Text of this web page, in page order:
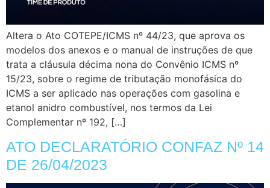
Altera o Ato COTEPE/ICMS nº 44/23, que aprova os
modelos dos anexos e o manual de instruções de que
trata a cláusula décima nona do Convênio ICMS nº
15/23, sobre o regime de tributação monofásica do
ICMS a ser aplicado nas operações com gasolina e
etanol anidro combustível, nos termos da Lei
Complementar nº 192, […]
ATO DECLARATÓRIO CONFAZ Nº 14
DE 26/04/2023